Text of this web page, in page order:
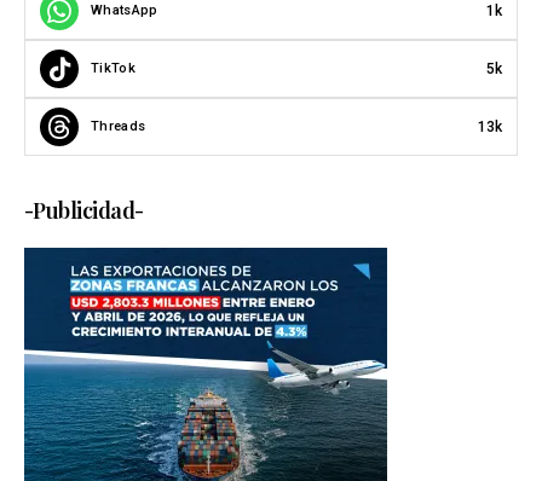
WhatsApp 1k
TikTok 5k
Threads 13k
-Publicidad-